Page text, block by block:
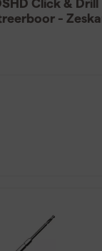
Click & Drill
-